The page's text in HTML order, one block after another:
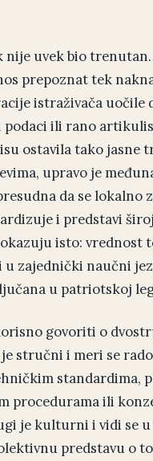
nije uvek bio trenutan.
prepoznat tek
istraživača uočile
podaci ili rano
ostavila tako jasne
upravo je
da se lokalno
i predstavi
isto: vrednost
u zajednički naučni
u patriotskoj
govoriti o
stručni i meri se
standardima,
procedurama ili
je kulturni i vidi se
predstavu o